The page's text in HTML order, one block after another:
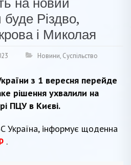
Різдво,
і Миколая
Новини, Суспільство
з 1 вересня перейде
рішення ухвалили на
ПЦУ в Києві.
Україна, інформує щоденна
.